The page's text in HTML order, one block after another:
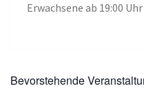
Erwachsene ab 19:00 Uhr
Bevorstehende